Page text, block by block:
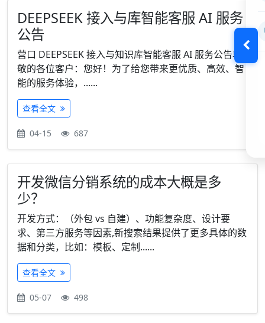
DEEPSEEK 接入与库智能客服 AI 服务
公告
营口 DEEPSEEK 接入与知识库智能客服 AI 服务公告尊
敬的各位客户：您好！为了给您带来更优质、高效、智
能的服务体验，......
查看全文
04-15 687
开发微信分销系统的成本大概是多
少？
开发方式：（外包 vs 自建）、功能复杂度、设计要
求、第三方服务等因素,新搜索结果提供了更多具体的数
据和分类，比如：模板、定制......
查看全文
05-07 498